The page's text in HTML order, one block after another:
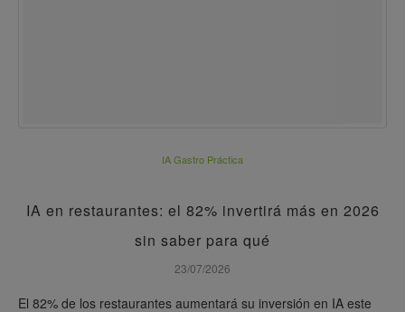
IA Gastro Práctica
IA en restaurantes: el 82% invertirá más en 2026
sin saber para qué
23/07/2026
El 82% de los restaurantes aumentará su inversión en IA este